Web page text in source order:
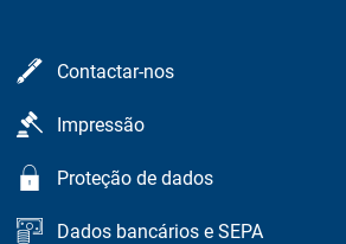
Contactar-nos
Impressão
Proteção de dados
Dados bancários e SEPA